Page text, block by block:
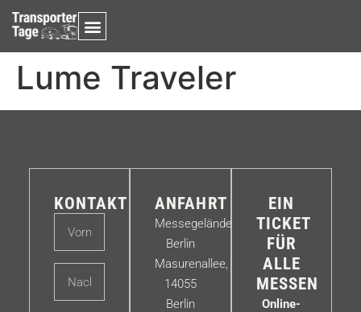
Lume Traveler
KONTAKT ANFAHRT
Messegelände
Berlin
Masurenallee,
14055
Berlin
EIN
TICKET
FÜR
ALLE
MESSEN
Online-